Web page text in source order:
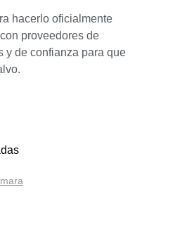
hacerlo oficialmente
proveedores de
y de confianza para que